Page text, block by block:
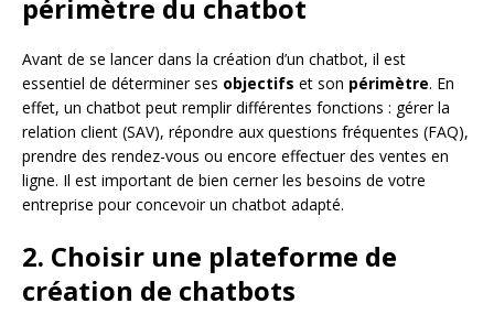
périmètre du chatbot
Avant de se lancer dans la création d’un chatbot, il est
essentiel de déterminer ses objectifs et son périmètre. En
effet, un chatbot peut remplir différentes fonctions : gérer la
relation client (SAV), répondre aux questions fréquentes (FAQ),
prendre des rendez-vous ou encore effectuer des ventes en
ligne. Il est important de bien cerner les besoins de votre
entreprise pour concevoir un chatbot adapté.
2. Choisir une plateforme de
création de chatbots